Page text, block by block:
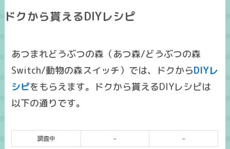
ドクから貰えるDIYレシピ
あつまれどうぶつの森（あつ森/どうぶつの森
Switch/動物の森スイッチ）では、ドクからDIYレ
シピをもらえます。ドクから貰えるDIYレシピは
以下の通りです。
調査中 – –